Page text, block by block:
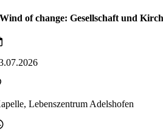
Wind of change: Gesellschaft und
Lebenszentrum Adelshofen